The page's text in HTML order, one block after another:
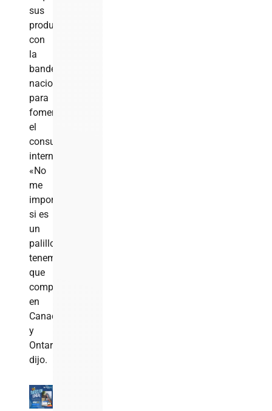
sus
productos
con
la
bandera
nacional
para
fomentar
el
consumo
interno.
«No
me
importa
si es
un
palillo,
tenemos
que
comprarlo
en
Canadá
y
Ontario»,
dijo.